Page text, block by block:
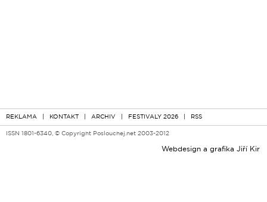
REKLAMA | KONTAKT | ARCHIV | FESTIVALY 2026 | RSS
ISSN 1801-6340, © Copyright Poslouchej.net 2003-2012
Webdesign a grafika Jiří Kir